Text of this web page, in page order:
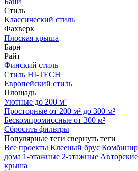
Стиль
Классический стиль
Фахверк
Плоская крыша
Барн
Райт
Финский стиль
Стиль HI-TECH
Европейский стиль
Площадь
Уютные до 200 м²
Просторные от 200 м² до 300 м²
Бескомпромиссные от 300 м²
Сбросить фильтры
Популярные теги свернуть теги
Все проекты Клееный брус
дома 1-этажные 2-этажные Авторские
крыша